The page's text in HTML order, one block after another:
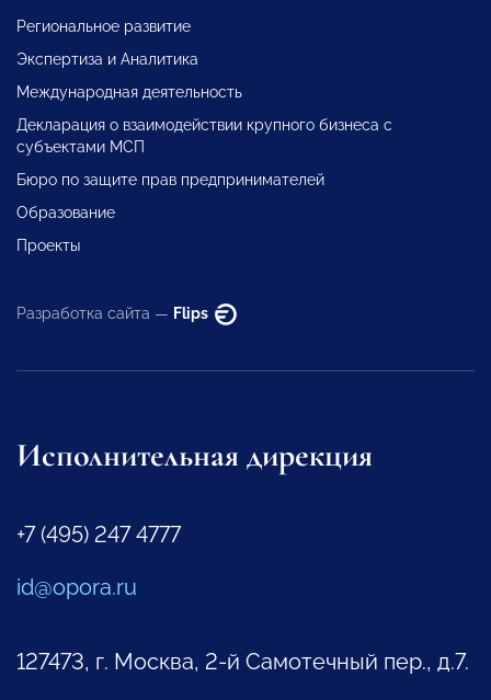
Региональное развитие
Экспертиза и Аналитика
Международная деятельность
Декларация о взаимодействии крупного бизнеса с
субъектами МСП
Бюро по защите прав предпринимателей
Образование
Проекты
Разработка сайта — Flips
Исполнительная дирекция
+7 (495) 247 4777
id@opora.ru
127473, г. Москва, 2-й Самотечный пер., д.7.